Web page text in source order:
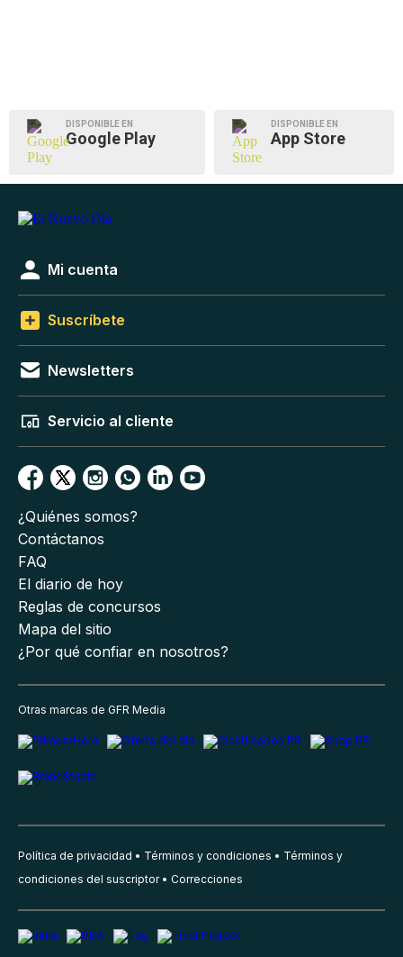
DISPONIBLE EN
Google Play
DISPONIBLE EN
App Store
Mi cuenta
Suscríbete
Newsletters
Servicio al cliente
¿Quiénes somos?
Contáctanos
FAQ
El diario de hoy
Reglas de concursos
Mapa del sitio
¿Por qué confiar en nosotros?
Otras marcas de GFR Media
Política de privacidad Términos y condiciones
Términos y
condiciones del suscriptor
Correcciones